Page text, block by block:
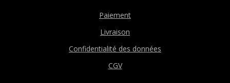
Paiement
Livraison
Confidentialité des données
CGV